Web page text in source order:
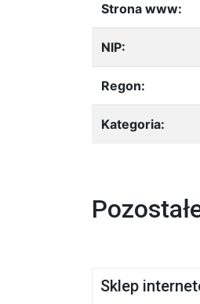
Strona www:
NIP:
Regon:
Kategoria:
Sklep